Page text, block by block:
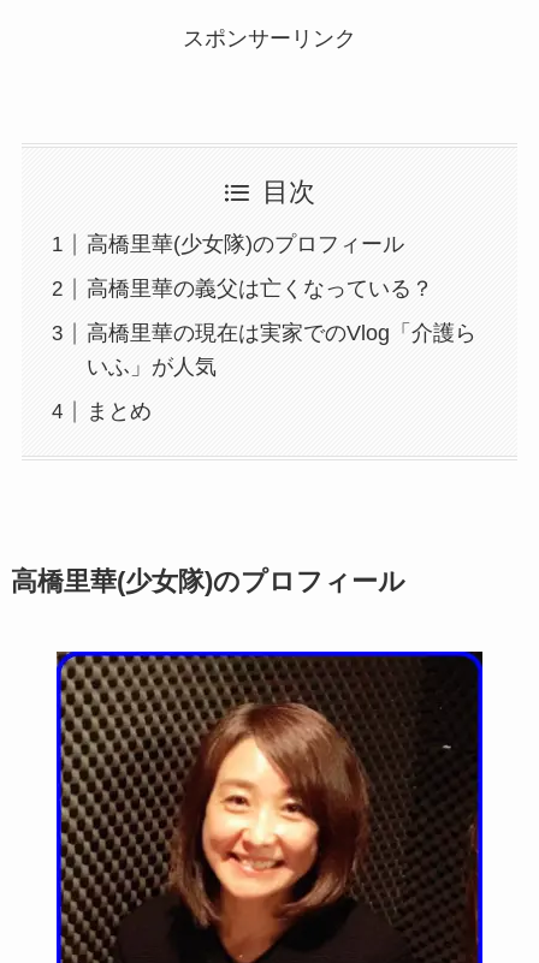
スポンサーリンク
目次
高橋里華(少女隊)のプロフィール
高橋里華の義父は亡くなっている？
高橋里華の現在は実家でのVlog「介護ら
いふ」が人気
まとめ
高橋里華(少女隊)のプロフィール